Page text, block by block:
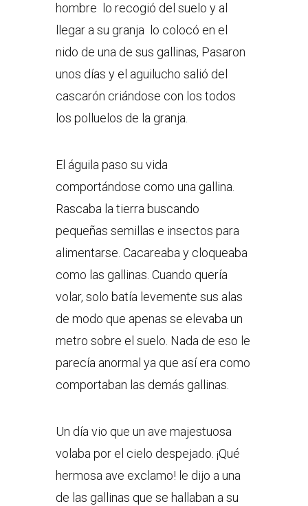
hombre lo recogió del suelo y al
llegar a su granja lo colocó en el
nido de una de sus gallinas, Pasaron
unos días y el aguilucho salió del
cascarón criándose con los todos
los polluelos de la granja.
El águila paso su vida
comportándose como una gallina.
Rascaba la tierra buscando
pequeñas semillas e insectos para
alimentarse. Cacareaba y cloqueaba
como las gallinas. Cuando quería
volar, solo batía levemente sus alas
de modo que apenas se elevaba un
metro sobre el suelo. Nada de eso le
parecía anormal ya que así era como
comportaban las demás gallinas.
Un día vio que un ave majestuosa
volaba por el cielo despejado. ¡Qué
hermosa ave exclamo! le dijo a una
de las gallinas que se hallaban a su